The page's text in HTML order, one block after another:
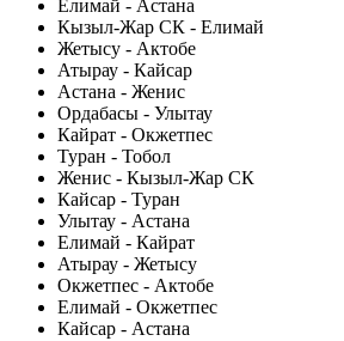
Елимай - Астана
Кызыл-Жар СК - Елимай
Жетысу - Актобе
Атырау - Кайсар
Астана - Женис
Ордабасы - Улытау
Кайрат - Окжетпес
Туран - Тобол
Женис - Кызыл-Жар СК
Кайсар - Туран
Улытау - Астана
Елимай - Кайрат
Атырау - Жетысу
Окжетпес - Актобе
Елимай - Окжетпес
Кайсар - Астана